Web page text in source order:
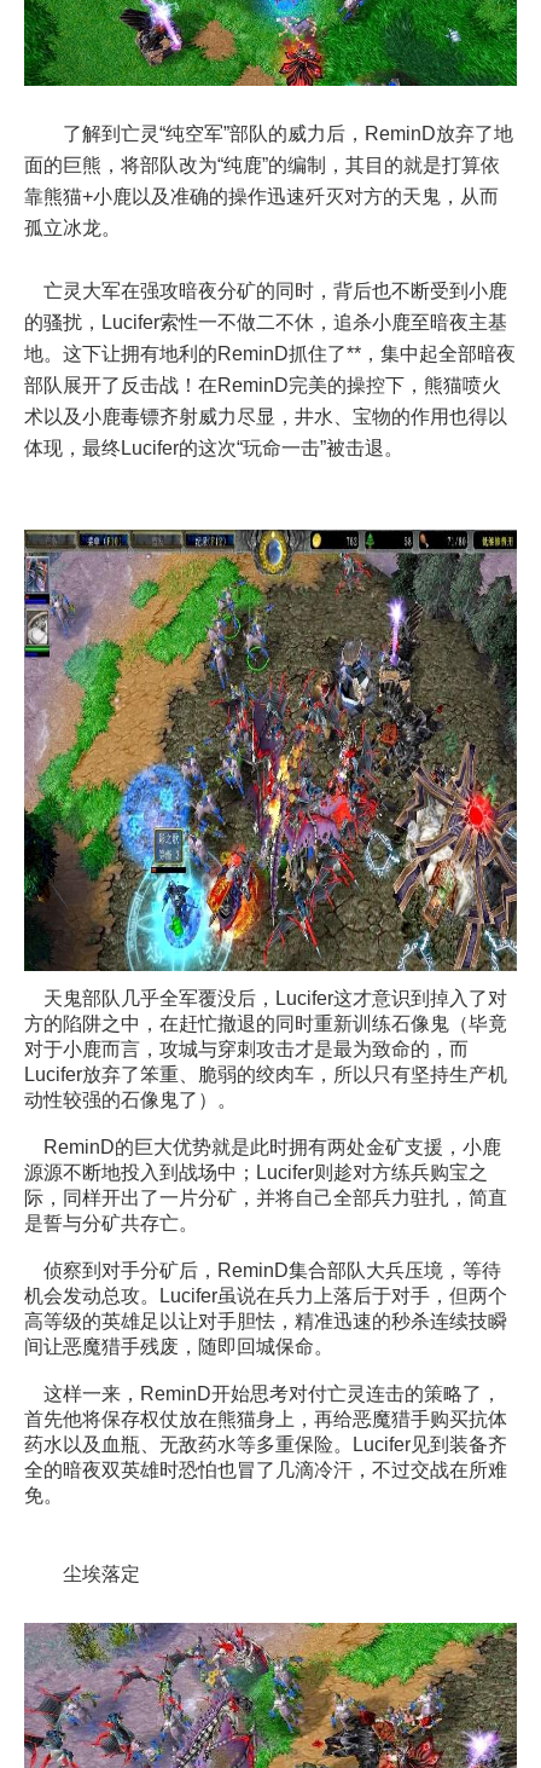
了解到亡灵“纯空军”部队的威力后，ReminD放弃了地
面的巨熊，将部队改为“纯鹿”的编制，其目的就是打算依
靠熊猫+小鹿以及准确的操作迅速歼灭对方的天鬼，从而
孤立冰龙。
亡灵大军在强攻暗夜分矿的同时，背后也不断受到小鹿
的骚扰，Lucifer索性一不做二不休，追杀小鹿至暗夜主基
地。这下让拥有地利的ReminD抓住了**，集中起全部暗夜
部队展开了反击战！在ReminD完美的操控下，熊猫喷火
术以及小鹿毒镖齐射威力尽显，井水、宝物的作用也得以
体现，最终Lucifer的这次“玩命一击”被击退。
天鬼部队几乎全军覆没后，Lucifer这才意识到掉入了对
方的陷阱之中，在赶忙撤退的同时重新训练石像鬼（毕竟
对于小鹿而言，攻城与穿刺攻击才是最为致命的，而
Lucifer放弃了笨重、脆弱的绞肉车，所以只有坚持生产机
动性较强的石像鬼了）。
ReminD的巨大优势就是此时拥有两处金矿支援，小鹿
源源不断地投入到战场中；Lucifer则趁对方练兵购宝之
际，同样开出了一片分矿，并将自己全部兵力驻扎，简直
是誓与分矿共存亡。
侦察到对手分矿后，ReminD集合部队大兵压境，等待
机会发动总攻。Lucifer虽说在兵力上落后于对手，但两个
高等级的英雄足以让对手胆怯，精准迅速的秒杀连续技瞬
间让恶魔猎手残废，随即回城保命。
这样一来，ReminD开始思考对付亡灵连击的策略了，
首先他将保存权仗放在熊猫身上，再给恶魔猎手购买抗体
药水以及血瓶、无敌药水等多重保险。Lucifer见到装备齐
全的暗夜双英雄时恐怕也冒了几滴冷汗，不过交战在所难
免。
尘埃落定